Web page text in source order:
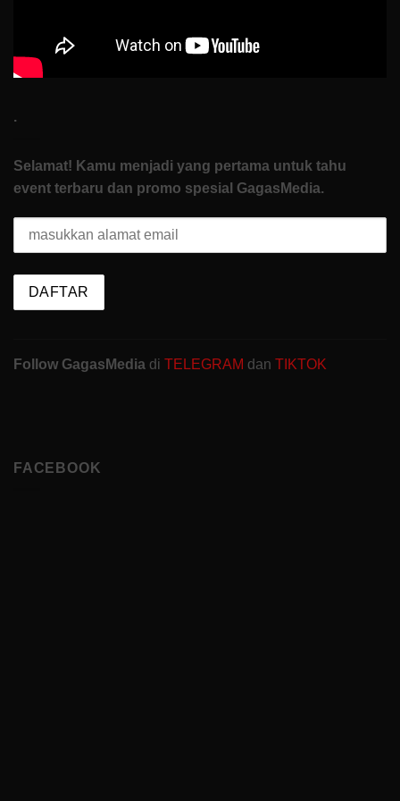
.
Selamat! Kamu menjadi yang pertama untuk tahu
event terbaru dan promo spesial GagasMedia.
Follow GagasMedia di TELEGRAM dan TIKTOK
FACEBOOK